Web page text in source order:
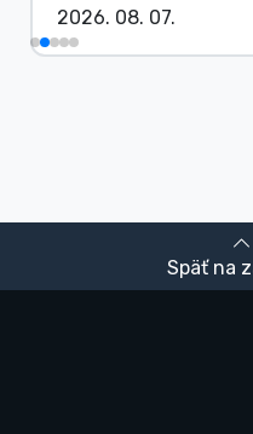
2026. 08. 07.
Späť na